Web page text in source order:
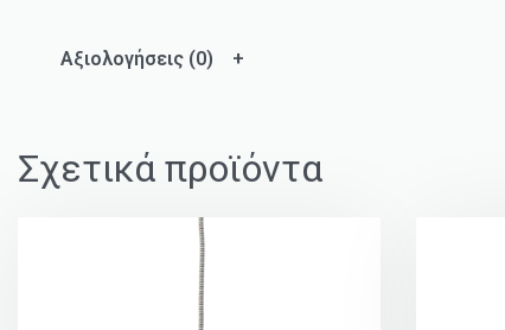
Αξιολογήσεις (0)
Σχετικά προϊόντα